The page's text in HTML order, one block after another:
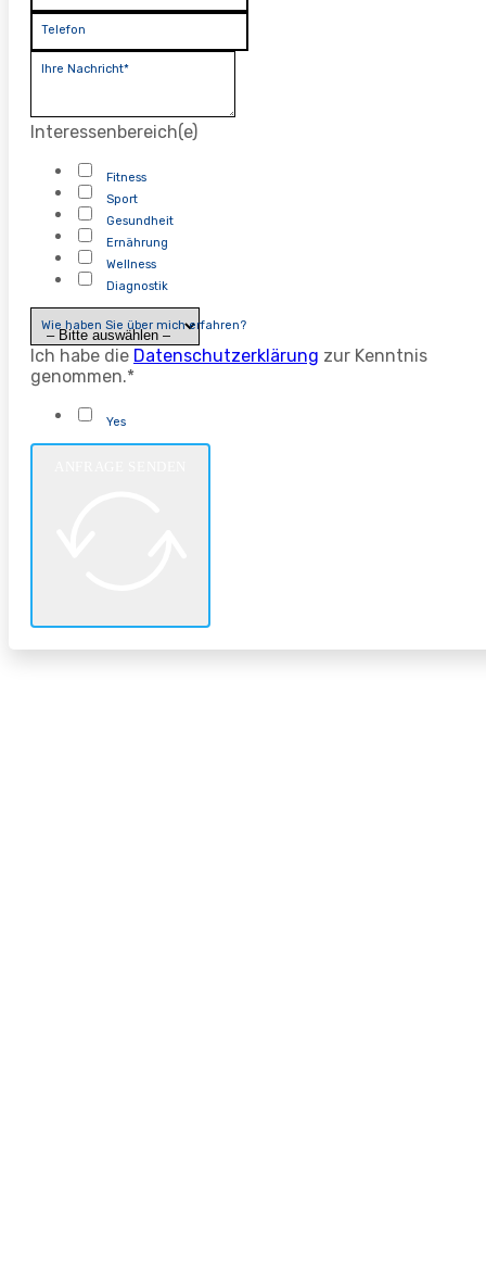
Telefon
Ihre Nachricht*
Interessenbereich(e)
Fitness
Sport
Gesundheit
Ernährung
Wellness
Diagnostik
Wie haben Sie über mich erfahren?
Ich habe die Datenschutzerklärung zur Kenntnis
genommen.*
Yes